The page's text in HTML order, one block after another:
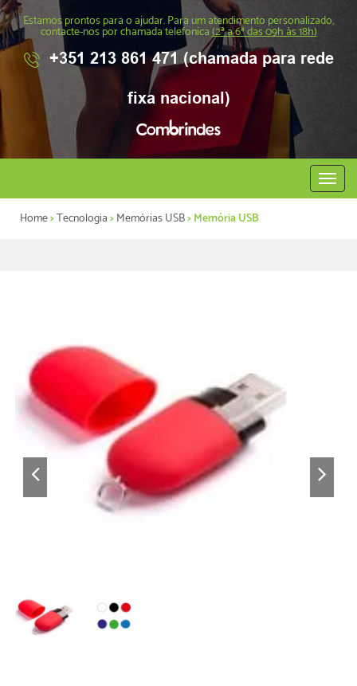
Estamos prontos para o ajudar. Para um atendimento personalizado,
contacte-nos por chamada telefonica(2ª a 6ª das 09h às 18h)
+351 213 861 471 (chamada para rede
fixa nacional)
Abrir
menu
Home>Tecnologia>Memórias USB> Memória USB